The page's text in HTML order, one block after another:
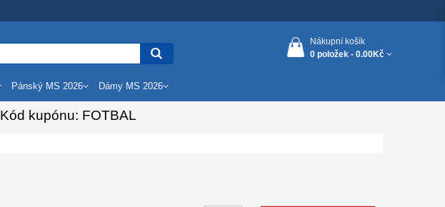
Nákupní košík
0 položek - 0.00Kč
Pánský MS 2026 Dámy MS 2026
kupónu: FOTBAL